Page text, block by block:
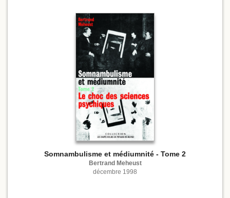
Somnambulisme et médiumnité - Tome 2
Bertrand Meheust
décembre 1998